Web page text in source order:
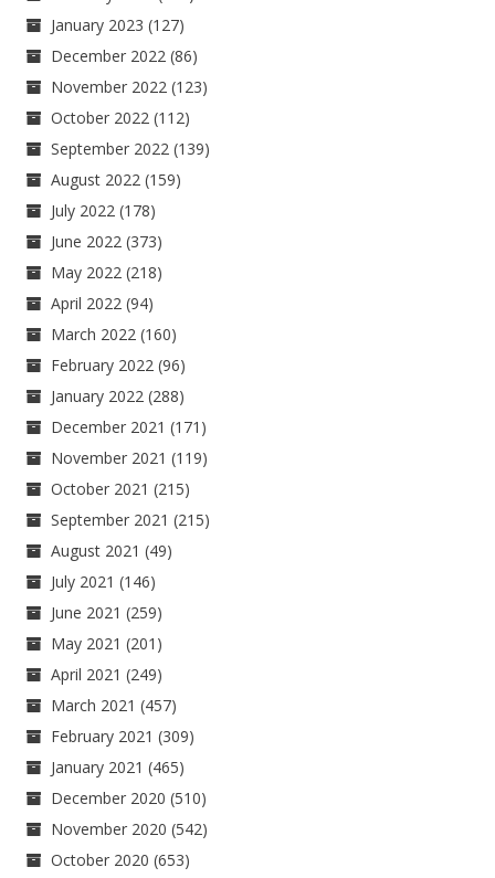
January 2023 (127)
December 2022 (86)
November 2022 (123)
October 2022 (112)
September 2022 (139)
August 2022 (159)
July 2022 (178)
June 2022 (373)
May 2022 (218)
April 2022 (94)
March 2022 (160)
February 2022 (96)
January 2022 (288)
December 2021 (171)
November 2021 (119)
October 2021 (215)
September 2021 (215)
August 2021 (49)
July 2021 (146)
June 2021 (259)
May 2021 (201)
April 2021 (249)
March 2021 (457)
February 2021 (309)
January 2021 (465)
December 2020 (510)
November 2020 (542)
October 2020 (653)